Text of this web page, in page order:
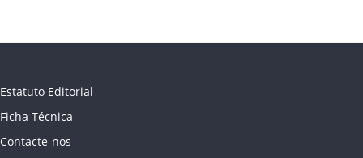
Estatuto Editorial
Ficha Técnica
Contacte-nos